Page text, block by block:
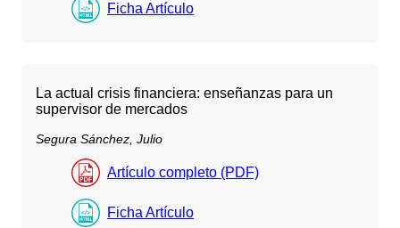
Ficha Artículo
La actual crisis financiera: enseñanzas para un
supervisor de mercados
Segura Sánchez, Julio
Artículo completo (PDF)
Ficha Artículo